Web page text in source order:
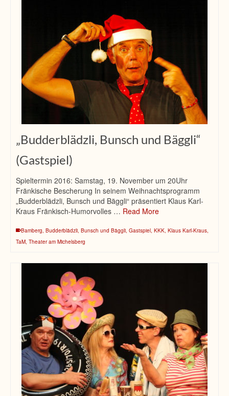
„Budderblädzli, Bunsch und Bäggli“
(Gastspiel)
Spieltermin 2016: Samstag, 19. November um 20Uhr
Fränkische Bescherung In seinem Weihnachtsprogramm
„Budderblädzli, Bunsch und Bäggli“ präsentiert Klaus Karl-
Kraus Fränkisch-Humorvolles … Read More
Bamberg, Budderblädzli, Bunsch und Bäggli, Gastspiel, KKK, Klaus Karl-Kraus,
TaM, Theater am Michelsberg